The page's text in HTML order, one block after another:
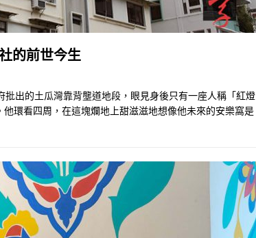
的前世今生
出的土瓜灣靠背壟道地段，眼見身後只有一座人稱「紅燈
環看四周，在這塊爛地上甜滋滋地想像他未來的安樂窩是